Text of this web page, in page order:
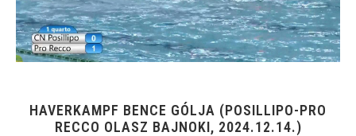
HAVERKAMPF BENCE GÓLJA (POSILLIPO-PRO
RECCO OLASZ BAJNOKI, 2024.12.14.)